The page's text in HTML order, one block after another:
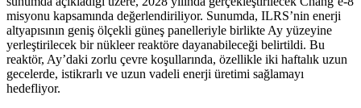
misyonu kapsamında değerlendiriliyor. Sunumda, ILRS’nin enerji
altyapısının geniş ölçekli güneş panelleriyle birlikte Ay yüzeyine
yerleştirilecek bir nükleer reaktöre dayanabileceği belirtildi. Bu
reaktör, Ay’daki zorlu çevre koşullarında, özellikle iki haftalık uzun
gecelerde, istikrarlı ve uzun vadeli enerji üretimi sağlamayı
hedefliyor.